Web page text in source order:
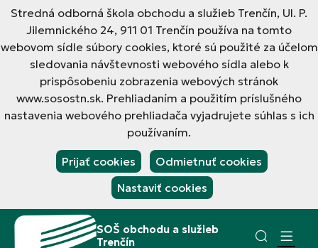
Stredná odborná škola obchodu a služieb Trenčín, Ul. P.
Jilemnického 24, 911 01 Trenčín používa na tomto
webovom sídle súbory cookies, ktoré sú použité za účelom
sledovania návštevnosti webového sídla alebo k
prispôsobeniu zobrazenia webových stránok
www.sosostn.sk. Prehliadaním a použitím príslušného
nastavenia webového prehliadača vyjadrujete súhlas s ich
používaním.
Prijať cookies
Odmietnuť cookies
Nastaviť cookies
SOŠ obchodu a služieb
Trenčín